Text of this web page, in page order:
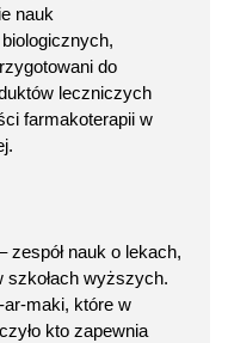
nauk
do
leczniczych
farmakoterapii w
zespół nauk o lekach,
szkołach wyższych.
maki, które w
kto zapewnia